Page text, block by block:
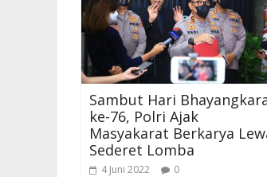
Sambut Hari
ke-76, Polri Ajak
Masyakarat Berkarya
Sederet Lomba
4 Juni 2022 0